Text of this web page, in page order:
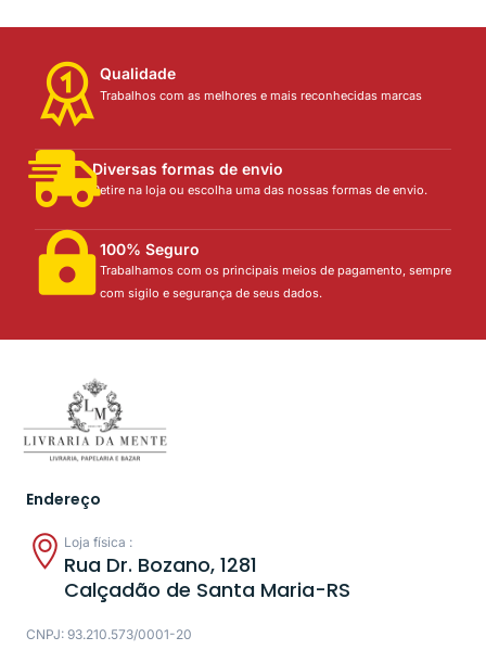
Qualidade
Trabalhos com as melhores e mais reconhecidas marcas
Diversas formas de envio
Retire na loja ou escolha uma das nossas formas de envio.
100% Seguro
Trabalhamos com os principais meios de pagamento, sempre
com sigilo e segurança de seus dados.
Endereço
Loja física :
Rua Dr. Bozano, 1281
Calçadão de Santa Maria-RS
CNPJ: 93.210.573/0001-20